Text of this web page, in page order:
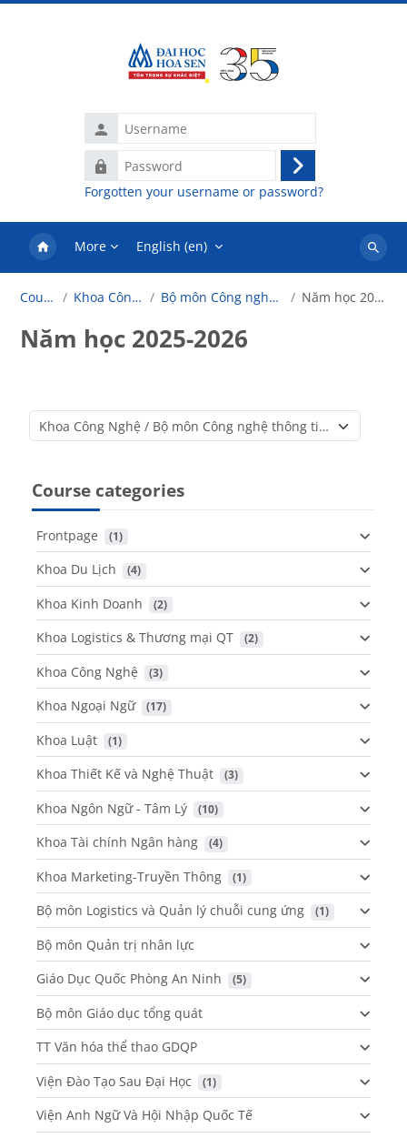
Username
Password
Log
in
Forgotten your username or password?
More English ‎(en)‎
Search
Courses Khoa Công Nghệ Bộ môn Công nghệ thông tin Năm học 2025-2026
Năm học 2025-2026
Course categories
Course categories
Frontpage (1)
Khoa Du Lịch (4)
Khoa Kinh Doanh (2)
Khoa Logistics & Thương mại QT (2)
Khoa Công Nghệ (3)
Khoa Ngoại Ngữ (17)
Khoa Luật (1)
Khoa Thiết Kế và Nghệ Thuật (3)
Khoa Ngôn Ngữ - Tâm Lý (10)
Khoa Tài chính Ngân hàng (4)
Khoa Marketing-Truyền Thông (1)
Bộ môn Logistics và Quản lý chuỗi cung ứng (1)
Bộ môn Quản trị nhân lực
Giáo Dục Quốc Phòng An Ninh
(5)
Bộ môn Giáo dục tổng quát
TT Văn hóa thể thao GDQP
Viện Đào Tạo Sau Đại Học
(1)
Viện Anh Ngữ Và Hội Nhập Quốc Tế